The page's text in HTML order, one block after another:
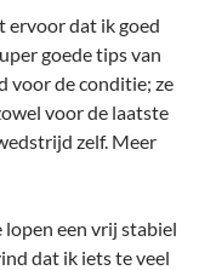
ervoor dat ik goed
goede tips van
voor de conditie; ze
voor de laatste
zelf. Meer
een vrij stabiel
dat ik iets te veel